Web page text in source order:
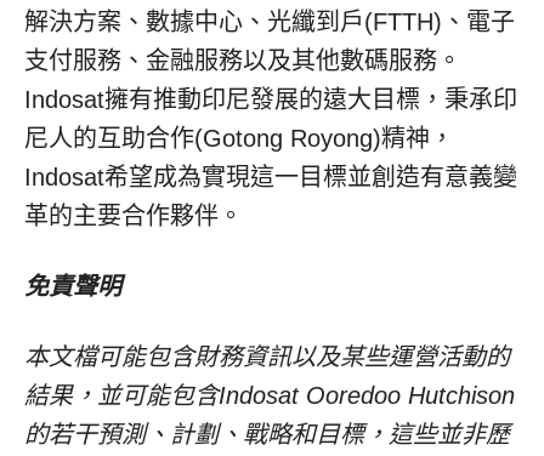
解決方案、數據中心、光纖到戶(FTTH)、電子
支付服務、金融服務以及其他數碼服務。
Indosat擁有推動印尼發展的遠大目標，秉承印
尼人的互助合作(Gotong Royong)精神，
Indosat希望成為實現這一目標並創造有意義變
革的主要合作夥伴。
免責聲明
本文檔可能包含財務資訊以及某些運營活動的
結果，並可能包含Indosat Ooredoo Hutchison
的若干預測、計劃、戰略和目標，這些並非歷